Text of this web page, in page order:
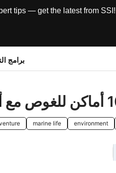
tips — get the latest from SSI!
برامج
environment
marine life